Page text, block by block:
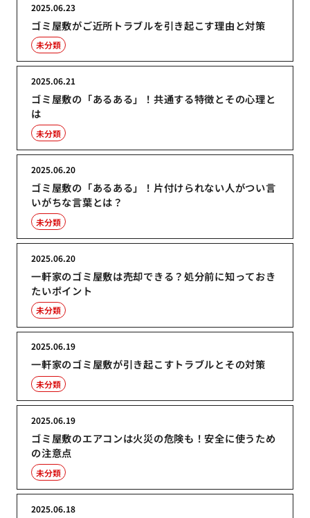
ゴミ屋敷がご近所トラブルを引き起こす理由と対策
2025.06.23
未分類
ゴミ屋敷の「あるある」！共通する特徴とその心理と
は
2025.06.21
未分類
ゴミ屋敷の「あるある」！片付けられない人がつい言
いがちな言葉とは？
2025.06.20
未分類
一軒家のゴミ屋敷は売却できる？処分前に知っておき
たいポイント
2025.06.20
未分類
一軒家のゴミ屋敷が引き起こすトラブルとその対策
2025.06.19
未分類
ゴミ屋敷のエアコンは火災の危険も！安全に使うため
の注意点
2025.06.19
未分類
2025.06.18